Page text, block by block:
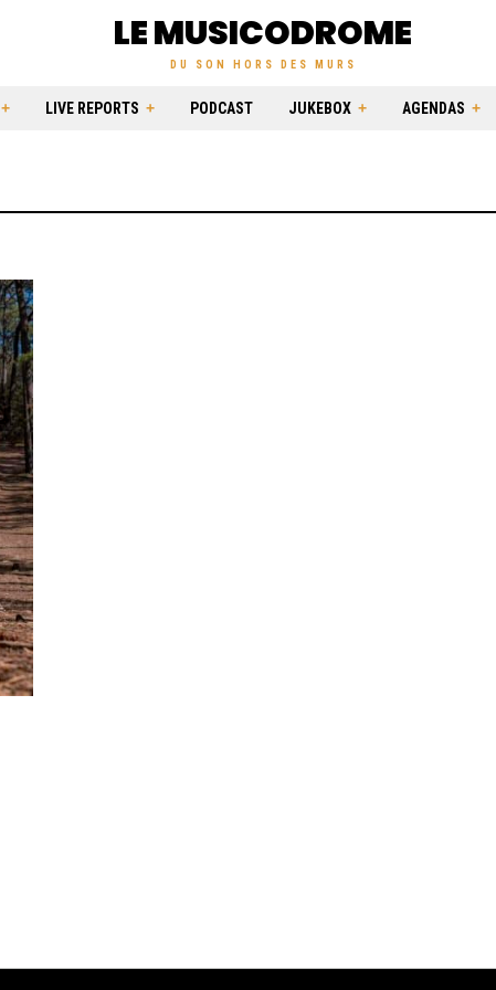
LE MUSICODROME
DU SON HORS DES MURS
LIVE REPORTS PODCAST JUKEBOX AGENDAS